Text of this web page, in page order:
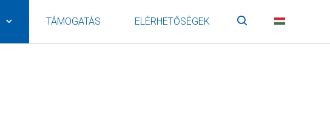
TÁMOGATÁS ELÉRHETŐSÉGEK Keresés